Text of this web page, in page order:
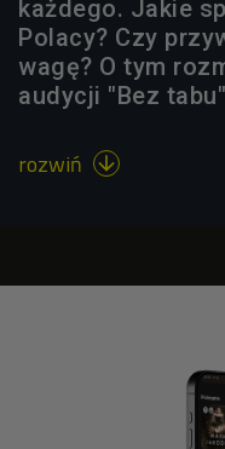
każdego. Jakie
Polacy? Czy
wagę? O tym
audycji "Bez
rozwiń 